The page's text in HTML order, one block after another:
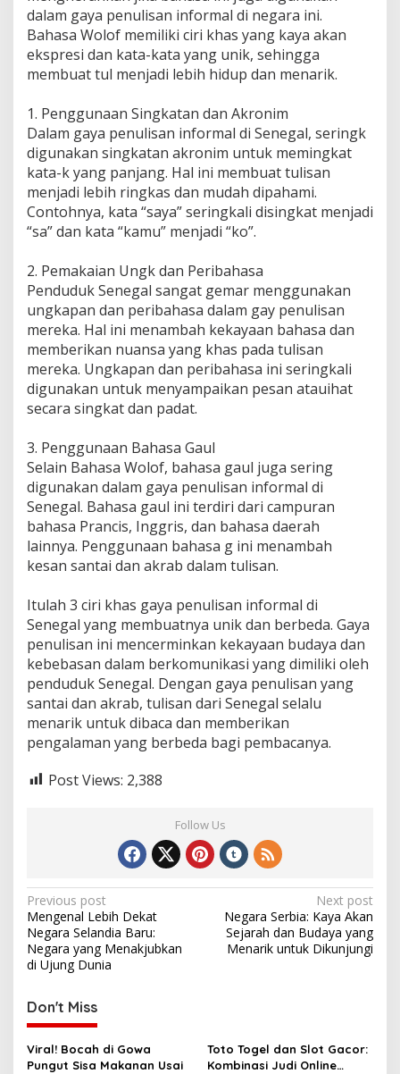
dalam gaya penulisan informal di negara ini.
Bahasa Wolof memiliki ciri khas yang kaya akan
ekspresi dan kata-kata yang unik, sehingga
membuat tul menjadi lebih hidup dan menarik.
1. Penggunaan Singkatan dan Akronim
Dalam gaya penulisan informal di Senegal, seringk
digunakan singkatan akronim untuk memingkat
kata-k yang panjang. Hal ini membuat tulisan
menjadi lebih ringkas dan mudah dipahami.
Contohnya, kata “saya” seringkali disingkat menjadi
“sa” dan kata “kamu” menjadi “ko”.
2. Pemakaian Ungk dan Peribahasa
Penduduk Senegal sangat gemar menggunakan
ungkapan dan peribahasa dalam gay penulisan
mereka. Hal ini menambah kekayaan bahasa dan
memberikan nuansa yang khas pada tulisan
mereka. Ungkapan dan peribahasa ini seringkali
digunakan untuk menyampaikan pesan atauihat
secara singkat dan padat.
3. Penggunaan Bahasa Gaul
Selain Bahasa Wolof, bahasa gaul juga sering
digunakan dalam gaya penulisan informal di
Senegal. Bahasa gaul ini terdiri dari campuran
bahasa Prancis, Inggris, dan bahasa daerah
lainnya. Penggunaan bahasa g ini menambah
kesan santai dan akrab dalam tulisan.
Itulah 3 ciri khas gaya penulisan informal di
Senegal yang membuatnya unik dan berbeda. Gaya
penulisan ini mencerminkan kekayaan budaya dan
kebebasan dalam berkomunikasi yang dimiliki oleh
penduduk Senegal. Dengan gaya penulisan yang
santai dan akrab, tulisan dari Senegal selalu
menarik untuk dibaca dan memberikan
pengalaman yang berbeda bagi pembacanya.
Post Views: 2,388
Follow Us
Post
navigation
Previous post
Mengenal Lebih Dekat
Negara Selandia Baru:
Negara yang Menakjubkan
di Ujung Dunia
Next post
Negara Serbia: Kaya Akan
Sejarah dan Budaya yang
Menarik untuk Dikunjungi
Don't Miss
Viral! Bocah di Gowa
Pungut Sisa Makanan Usai
Toto Togel dan Slot Gacor:
Kombinasi Judi Online